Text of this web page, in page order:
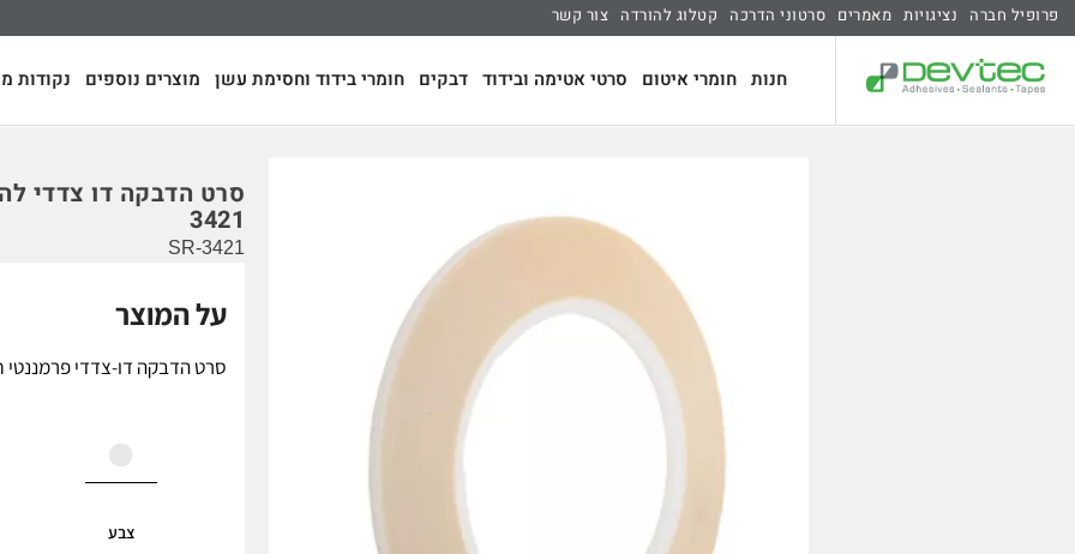
פרופיל חברה נציגויות מאמרים סרטוני הדרכה קטלוג להורדה צור קשר
חנות חומרי איטום סרטי אטימה ובידוד דבקים חומרי בידוד וחסימת עשן מוצרים נוספים נקודות
סרט הדבקה דו צדדי
3421
SR-3421
על המוצר
סרט הדבקה דו-צדדי פרמננטי
צבע